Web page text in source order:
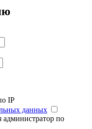
IP
данных
по